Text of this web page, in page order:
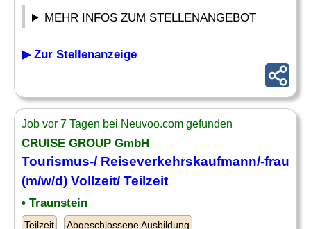
MEHR INFOS ZUM STELLENANGEBOT
▶ Zur Stellenanzeige
Job vor 7 Tagen bei Neuvoo.com gefunden
CRUISE GROUP GmbH
Tourismus-/ Reiseverkehrskaufmann/-frau
(m/w/d) Vollzeit/ Teilzeit
• Traunstein
Teilzeit Abgeschlossene Ausbildung